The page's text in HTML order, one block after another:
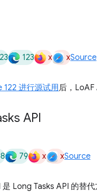
123 x xSource
122 进行源试用后，LoAF
API
79 x xSource
Long Tasks API 的替